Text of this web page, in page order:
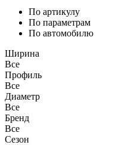
По артикулу
По параметрам
По автомобилю
Ширина
Все
Профиль
Все
Диаметр
Все
Бренд
Все
Сезон